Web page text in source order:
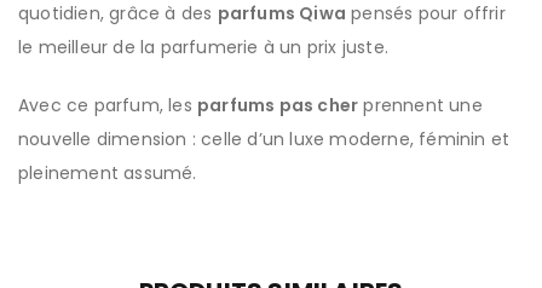
quotidien, grâce à des parfums Qiwa pensés pour offrir
le meilleur de la parfumerie à un prix juste.
Avec ce parfum, les parfums pas cher prennent une
nouvelle dimension : celle d’un luxe moderne, féminin et
pleinement assumé.